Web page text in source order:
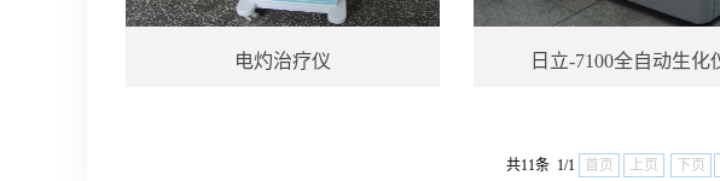
电灼治疗仪 日立-7100全自动生化
共11条 1/1 首页 上页 下页